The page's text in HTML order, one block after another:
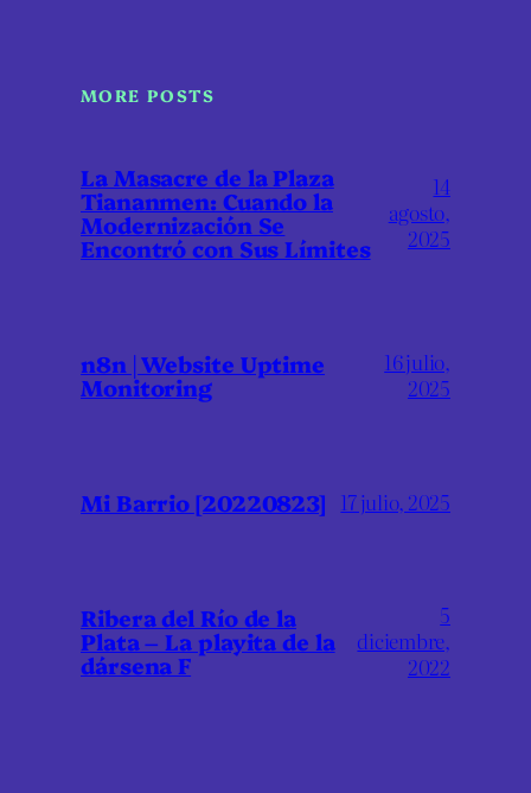
MORE POSTS
La Masacre de la Plaza
Tiananmen: Cuando la
Modernización Se
Encontró con Sus Límites
14
agosto,
2025
n8n | Website Uptime
Monitoring
16 julio,
2025
Mi Barrio [20220823] 17 julio, 2025
Ribera del Río de la
Plata – La playita de la
dársena F
5
diciembre,
2022